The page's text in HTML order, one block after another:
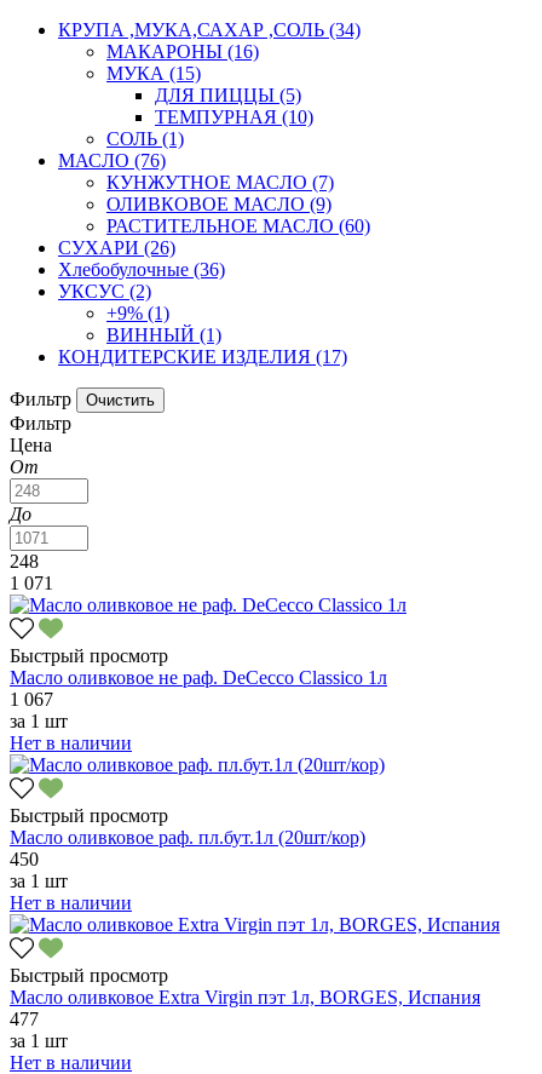
КРУПА ,МУКА,САХАР ,СОЛЬ (34)
МАКАРОНЫ (16)
МУКА (15)
ДЛЯ ПИЦЦЫ (5)
ТЕМПУРНАЯ (10)
СОЛЬ (1)
МАСЛО (76)
КУНЖУТНОЕ МАСЛО (7)
ОЛИВКОВОЕ МАСЛО (9)
РАСТИТЕЛЬНОЕ МАСЛО (60)
СУХАРИ (26)
Хлебобулочные (36)
УКСУС (2)
+9% (1)
ВИННЫЙ (1)
КОНДИТЕРСКИЕ ИЗДЕЛИЯ (17)
Фильтр
Фильтр
Цена
От
До
248
1 071
Быстрый просмотр
Масло оливковое не раф. DеCecco Classico 1л
1 067
за 1 шт
Нет в наличии
Быстрый просмотр
Масло оливковое раф. пл.бут.1л (20шт/кор)
450
за 1 шт
Нет в наличии
Быстрый просмотр
Масло оливковое Extra Virgin пэт 1л, BORGES, Испания
477
за 1 шт
Нет в наличии